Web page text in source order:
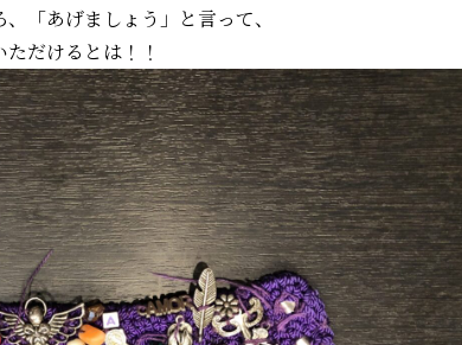
「あげましょう」と言って、
だけるとは！！